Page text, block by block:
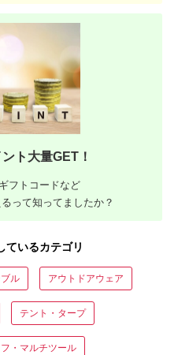
ト大量GET！
フトコードなど
って知ってましたか？
ているカテゴリ
ル アウトドアウェア
テント・タープ
・マルチツール